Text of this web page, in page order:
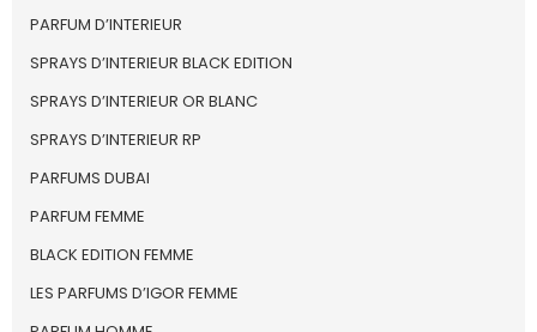
PARFUM D’INTERIEUR
SPRAYS D’INTERIEUR BLACK EDITION
SPRAYS D’INTERIEUR OR BLANC
SPRAYS D’INTERIEUR RP
PARFUMS DUBAI
PARFUM FEMME
BLACK EDITION FEMME
LES PARFUMS D’IGOR FEMME